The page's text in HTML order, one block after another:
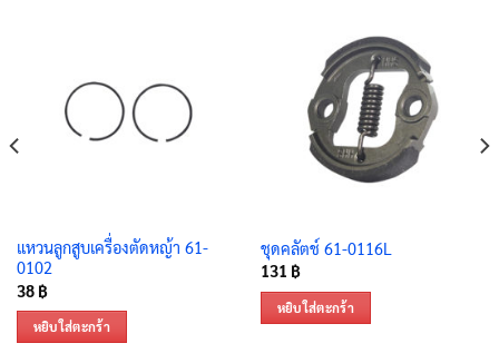
แหวนลูกสูบเครื่องตัดหญ้า 61-
0102
38 ฿
หยิบใส่ตะกร้า
ชุดคลัตช์ 61-0116L
131 ฿
หยิบใส่ตะกร้า